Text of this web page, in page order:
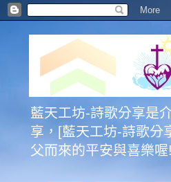
藍天工坊-詩歌分享是
享，[藍天工坊-詩歌分
父而來的平安與喜樂